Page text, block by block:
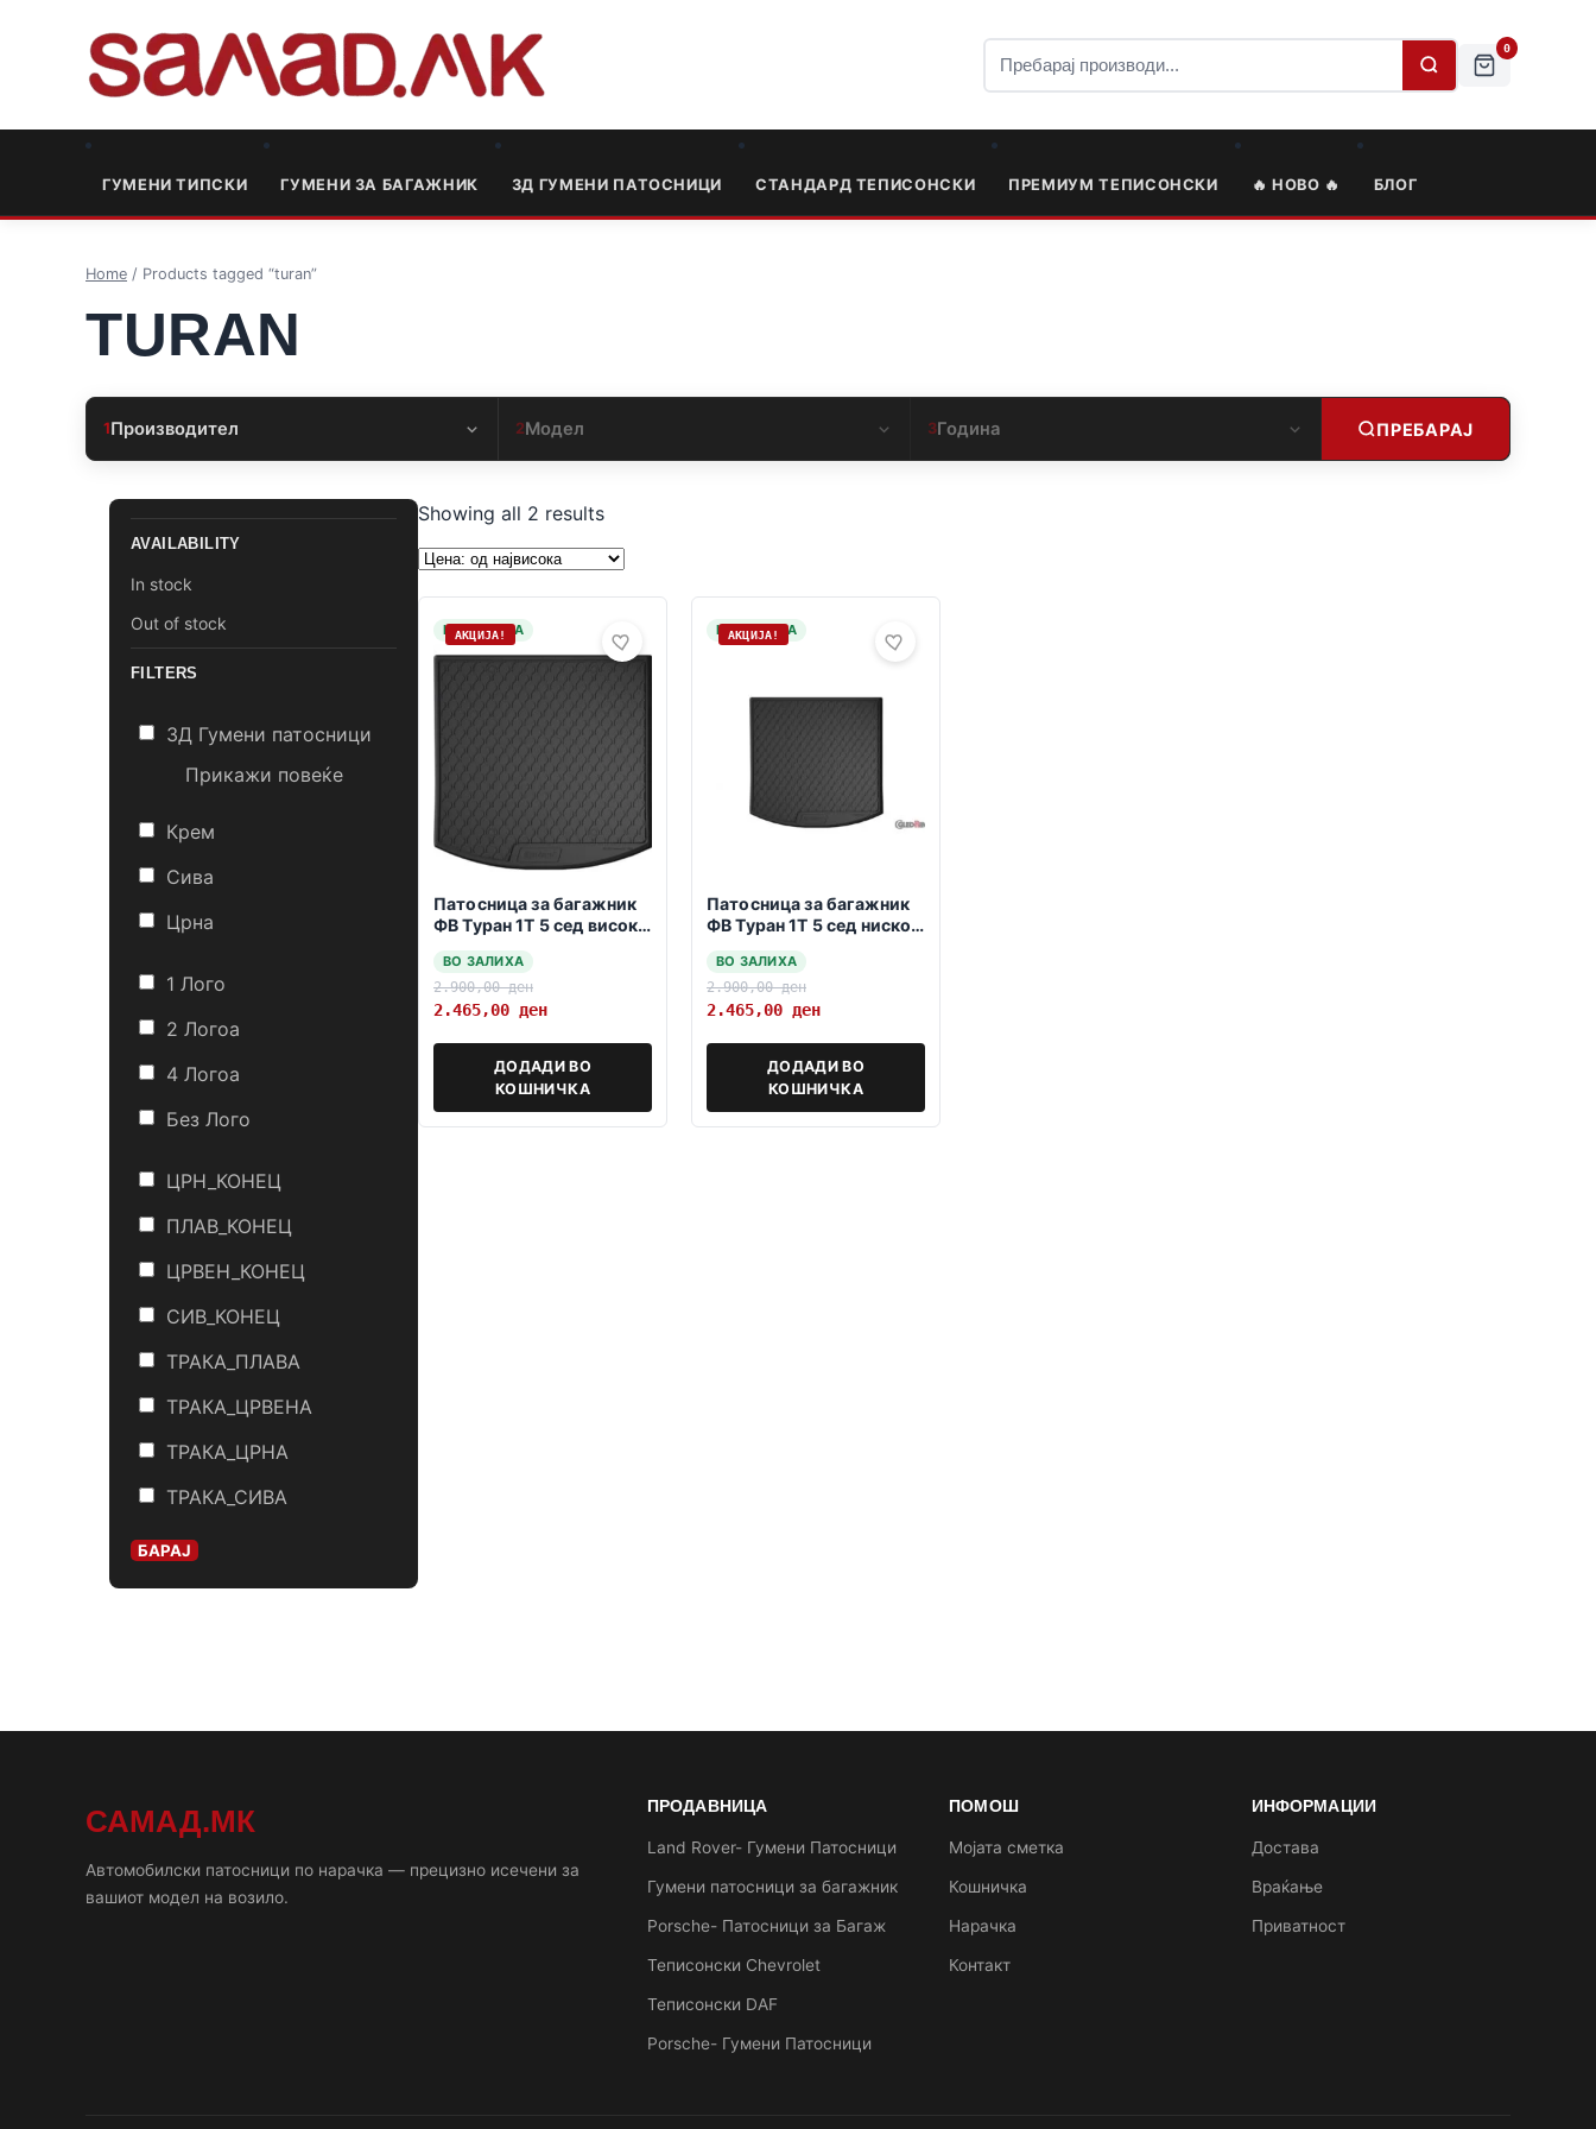
0
ГУМЕНИ ТИПСКИ ГУМЕНИ ЗА БАГАЖНИК 3Д ГУМЕНИ ПАТОСНИЦИ СТАНДАРД ТЕПИСОНСКИ ПРЕМИУМ ТЕПИСОНСКИ 🔥 НОВО 🔥 БЛОГ
Home / Products tagged “turan”
TURAN
1Производител 2Модел 3Година ПРЕБАРАЈ
AVAILABILITY
In stock
Out of stock
FILTERS
3Д Гумени патосници
Прикажи повеќе
Крем
Сива
Црна
1 Лого
2 Логоa
4 Логоa
Без Лого
ЦРН_КОНЕЦ
ПЛАВ_КОНЕЦ
ЦРВЕН_КОНЕЦ
СИВ_КОНЕЦ
ТРАКА_ПЛАВА
ТРАКА_ЦРВЕНА
ТРАКА_ЦРНА
ТРАКА_СИВА
БАРАЈ
Showing all 2 results
НА ЗАЛИХА
АКЦИЈА!
Патосница за багажник
ФВ Туран 1Т 5 сед високо
ВО ЗАЛИХА
2.900,00ден
2.465,00 ден
ДОДАДИ ВО
КОШНИЧКА
НА ЗАЛИХА
АКЦИЈА!
Патосница за багажник
ФВ Туран 1Т 5 сед ниско
ВО ЗАЛИХА
2.900,00ден
2.465,00 ден
ДОДАДИ ВО
КОШНИЧКА
САМАД.МК
Автомобилски патосници по нарачка — прецизно исечени за
вашиот модел на возило.
ПРОДАВНИЦА
Land Rover- Гумени Патосници
Гумени патосници за багажник
Porsche- Патосници за Багаж
Теписонски Chevrolet
Теписонски DAF
Porsche- Гумени Патосници
ПОМОШ
Мојата сметка
Кошничка
Нарачка
Контакт
ИНФОРМАЦИИ
Достава
Враќање
Приватност